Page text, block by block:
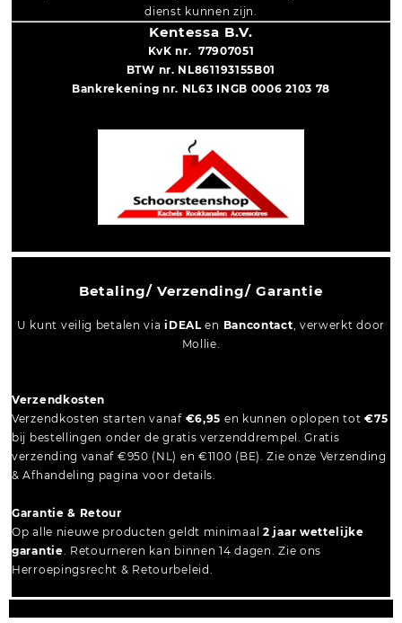
Betaling/ Verzending/ Garantie
U kunt veilig betalen viaiDEALen Bancontact, verwerkt door
Mollie.
Verzendkosten
Verzendkosten starten vanaf €6,95 en kunnen oplopen tot€75
bij bestellingen onder de gratis verzenddrempel. Gratis
verzending vanaf €950 (NL) en €1100 (BE). Zie onze Verzending
& Afhandeling pagina voor details.
Garantie & Retour
Op alle nieuwe producten geldt minimaal 2 jaar wettelijke
garantie. Retourneren kan binnen 14 dagen. Zie ons
Herroepingsrecht & Retourbeleid.
dienst kunnen zijn.
Kentessa B.V.
KvK nr. 77907051
BTW nr. NL861193155B01
Bankrekening nr. NL63 INGB 0006 2103 78